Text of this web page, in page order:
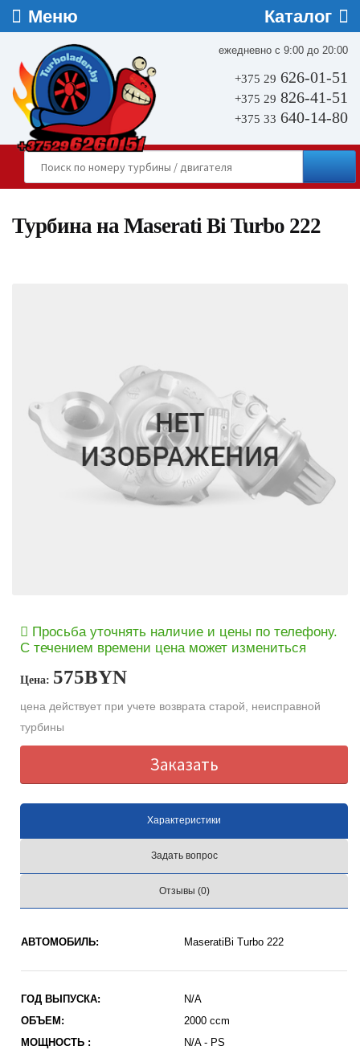
ежедневно с 9:00 до 20:00
+375 29 626-01-51
+375 29 826-41-51
+375 33 640-14-80
Турбина на Maserati Bi Turbo 222
Просьба уточнять наличие и цены по телефону.
С течением времени цена может измениться
Цена: 575BYN
цена действует при учете возврата старой, неисправной
турбины
Заказать
Характеристики
Задать вопрос
Отзывы (0)
АВТОМОБИЛЬ: MaseratiBi Turbo 222
ГОД ВЫПУСКА:
N/A
ОБЪЕМ:
2000 ccm
МОЩНОСТЬ :
N/A - PS